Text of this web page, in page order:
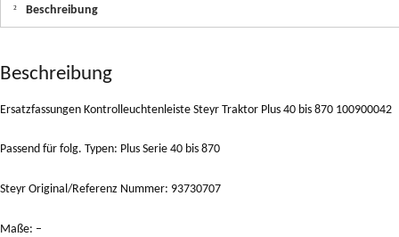
Beschreibung
Beschreibung
Ersatzfassungen Kontrolleuchtenleiste Steyr Traktor Plus 40 bis 870 100900042
Passend für folg. Typen: Plus Serie 40 bis 870
Steyr Original/Referenz Nummer: 93730707
Maße: –